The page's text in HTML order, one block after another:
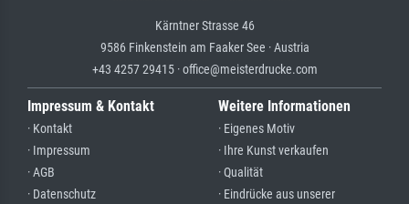
Kärntner Strasse 46
9586 Finkenstein am Faaker See · Austria
+43 4257 29415 · office@meisterdrucke.com
Impressum & Kontakt
· Kontakt
· Impressum
· AGB
· Datenschutz
Weitere Informationen
· Eigenes Motiv
· Ihre Kunst verkaufen
· Qualität
· Eindrücke aus unserer